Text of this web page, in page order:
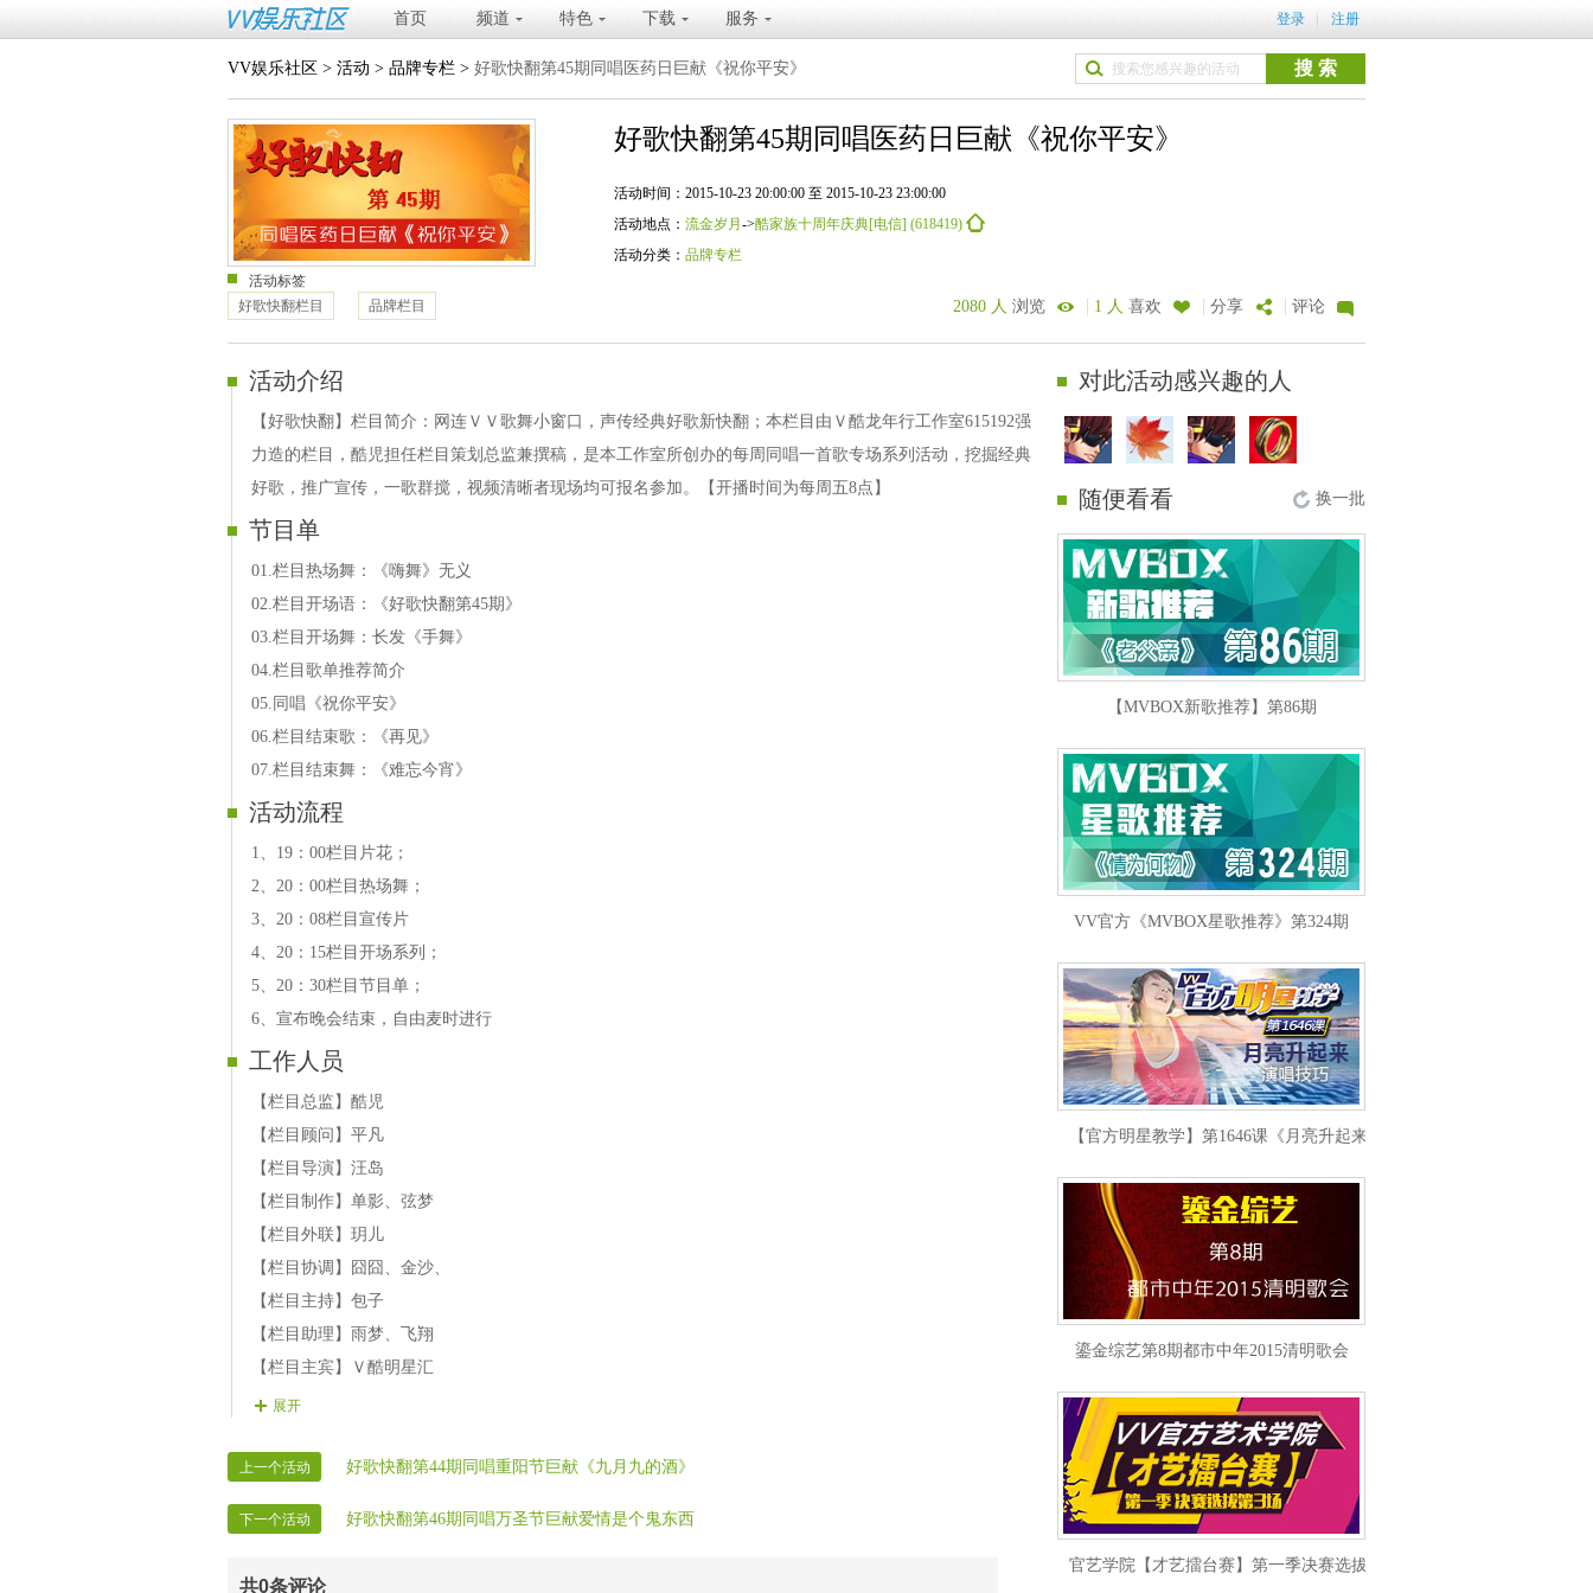
首页 频道 特色 下载 服务 登录 注册
VV娱乐社区 > 活动 > 品牌专栏 > 好歌快翻第45期同唱医药日巨献《祝你平安》
好歌快翻第45期同唱医药日巨献《祝你平安》
活动时间：2015-10-23 20:00:00 至 2015-10-23 23:00:00
活动地点： 流金岁月 ->酷家族十周年庆典[电信] (618419)
活动分类： 品牌专栏
活动标签
好歌快翻栏目
品牌栏目 2080 人 浏览 | 1 人 喜欢 | 分享 | 评论
活动介绍
【好歌快翻】栏目简介：网连ＶＶ歌舞小窗口，声传经典好歌新快翻；本栏目由Ｖ酷龙年行工作室615192强
力造的栏目，酷児担任栏目策划总监兼撰稿，是本工作室所创办的每周同唱一首歌专场系列活动，挖掘经典
好歌，推广宣传，一歌群搅，视频清晰者现场均可报名参加。【开播时间为每周五8点】
节目单
01.栏目热场舞：《嗨舞》无义
02.栏目开场语：《好歌快翻第45期》
03.栏目开场舞：长发《手舞》
04.栏目歌单推荐简介
05.同唱《祝你平安》
06.栏目结束歌：《再见》
07.栏目结束舞：《难忘今宵》
活动流程
1、19：00栏目片花；
2、20：00栏目热场舞；
3、20：08栏目宣传片
4、20：15栏目开场系列；
5、20：30栏目节目单；
6、宣布晚会结束，自由麦时进行
工作人员
【栏目总监】酷児
【栏目顾问】平凡
【栏目导演】汪岛
【栏目制作】单影、弦梦
【栏目外联】玥儿
【栏目协调】囧囧、金沙、
【栏目主持】包子
【栏目助理】雨梦、飞翔
【栏目主宾】Ｖ酷明星汇
【栏目录制】VV时报录制部
展开
上一个活动 好歌快翻第44期同唱重阳节巨献《九月九的酒》
下一个活动 好歌快翻第46期同唱万圣节巨献爱情是个鬼东西
共0条评论
对此活动感兴趣的人
随便看看 换一批
【MVBOX新歌推荐】第86期
VV官方《MVBOX星歌推荐》第324期
【官方明星教学】第1646课《月亮升起来》演唱技巧
鎏金综艺第8期都市中年2015清明歌会
官艺学院【才艺擂台赛】第一季决赛选拔第3场